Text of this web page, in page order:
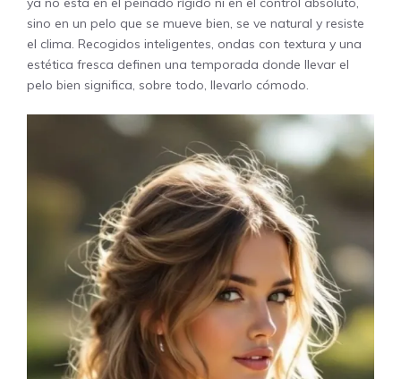
sino en un pelo que se mueve bien, se ve natural y resiste
el clima. Recogidos inteligentes, ondas con textura y una
estética fresca definen una temporada donde llevar el
pelo bien significa, sobre todo, llevarlo cómodo.